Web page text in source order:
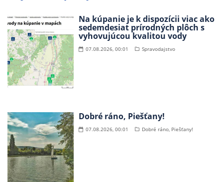
Na kúpanie je k dispozícii viac ako
sedemdesiat prírodných plôch s
vyhovujúcou kvalitou vody
07.08.2026, 00:01 Spravodajstvo
Dobré ráno, Piešťany!
07.08.2026, 00:01 Dobré ráno, Piešťany!